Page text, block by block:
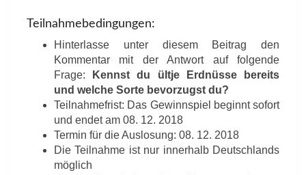
Teilnahmebedingungen:
Hinterlasse unter diesem Beitrag den
Kommentar mit der Antwort auf folgende
Frage:
Kennst du ültje Erdnüsse bereits
und welche Sorte bevorzugst du?
Teilnahmefrist: Das Gewinnspiel beginnt sofort
und endet am 08. 12. 2018
Termin für die Auslosung: 08. 12. 2018
Die Teilnahme ist nur innerhalb Deutschlands
möglich